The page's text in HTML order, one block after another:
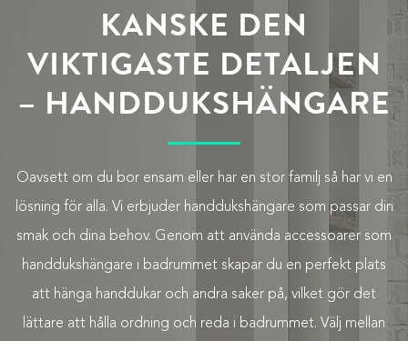
KANSKE DEN
VIKTIGASTE DETALJEN
– HANDDUKSHÄNGARE
Oavsett om du bor ensam eller har en stor familj så har vi en
lösning för alla. Vi erbjuder handdukshängare som passar din
smak och dina behov. Genom att använda accessoarer som
handdukshängare i badrummet skapar du en perfekt plats
att hänga handdukar och andra saker på, vilket gör det
lättare att hålla ordning och reda i badrummet. Välj mellan